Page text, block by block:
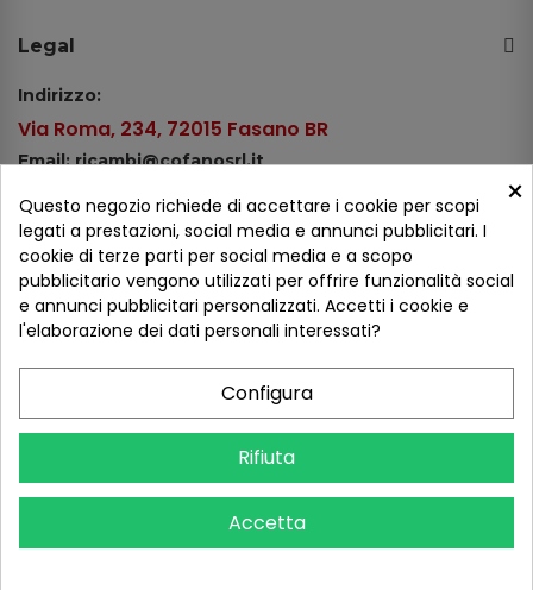
Legal
Indirizzo:
Via Roma, 234, 72015 Fasano BR
Email: ricambi@cofanosrl.it
Tel.: +39 080 44 13 478
WhatsApp: +39 334 98 51 100
Metodi di pagamento
×
Questo negozio richiede di accettare i cookie per scopi
legati a prestazioni, social media e annunci pubblicitari. I
cookie di terze parti per social media e a scopo
pubblicitario vengono utilizzati per offrire funzionalità social
e annunci pubblicitari personalizzati. Accetti i cookie e
l'elaborazione dei dati personali interessati?
Configura
Rifiuta
Accetta